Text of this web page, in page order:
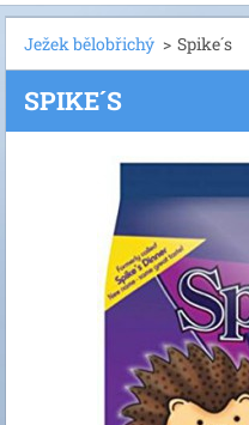
Ježek bělobřichý > Spike´s
SPIKE´S